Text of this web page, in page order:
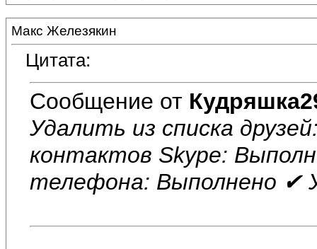
Макс Железякин
Цитата:
Сообщение от
Удалить из списка
контактов Skype:
телефона: Выполнено ✔